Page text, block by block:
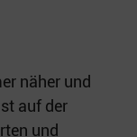
näher und
auf der
und